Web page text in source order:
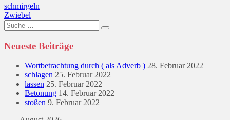
Beitragsnavigation
schmirgeln
Zwiebel
Suche
nach:
Neueste Beiträge
Wortbetrachtung durch ( als Adverb ) 28. Februar 2022
schlagen 25. Februar 2022
lassen 25. Februar 2022
Betonung 14. Februar 2022
stoßen 9. Februar 2022